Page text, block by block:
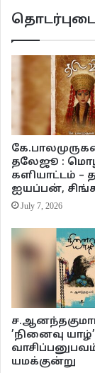
பழுப்புச் சிரிப்பு
உறைந்து கிடக்கிறது
கேதம் விழாதா என்று
நோங்குகிறது
பித்தளைக் கடை
மினுங்கும்
கிளிக் குழந்தைகள்
நிரந்தரமான
படர்ந்து வருகிற
தலேஜூ :
களியாட்டம் –
ஐயப்பன்,
July 7, 2026
’நினைவு யாழ்’
யமக்குன்று